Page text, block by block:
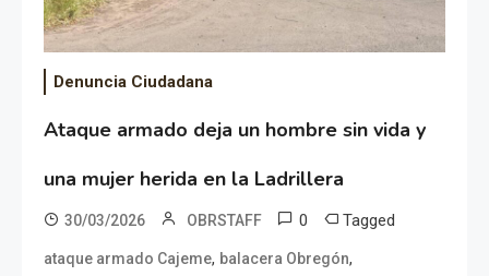
Denuncia Ciudadana
Ataque armado deja un hombre sin vida y
una mujer herida en la Ladrillera
30/03/2026 OBRSTAFF 0 Tagged
ataque armado Cajeme, balacera Obregón,